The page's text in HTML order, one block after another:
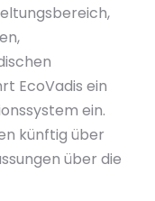
EcoVadis ein
ein.
künftig über
über die